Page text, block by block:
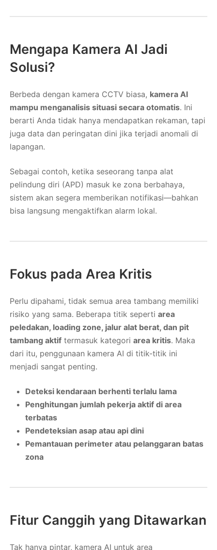
Mengapa Kamera AI Jadi
Solusi?
Berbeda dengan kamera CCTV biasa, kamera AI
mampu menganalisis situasi secara otomatis. Ini
berarti Anda tidak hanya mendapatkan rekaman, tapi
juga data dan peringatan dini jika terjadi anomali di
lapangan.
Sebagai contoh, ketika seseorang tanpa alat
pelindung diri (APD) masuk ke zona berbahaya,
sistem akan segera memberikan notifikasi—bahkan
bisa langsung mengaktifkan alarm lokal.
Fokus pada Area Kritis
Perlu dipahami, tidak semua area tambang memiliki
risiko yang sama. Beberapa titik seperti area
peledakan, loading zone, jalur alat berat, dan pit
tambang aktif termasuk kategori area kritis. Maka
dari itu, penggunaan kamera AI di titik-titik ini
menjadi sangat penting.
Deteksi kendaraan berhenti terlalu lama
Penghitungan jumlah pekerja aktif di area
terbatas
Pendeteksian asap atau api dini
Pemantauan perimeter atau pelanggaran batas
zona
Fitur Canggih yang Ditawarkan
Tak hanya pintar, kamera AI untuk area